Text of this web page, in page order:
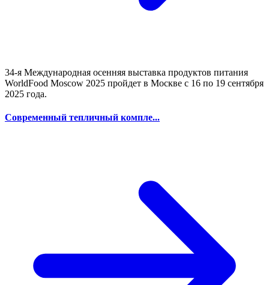
34-я Международная осенняя выставка продуктов питания
WorldFood Moscow 2025 пройдет в Москве с 16 по 19 сентября
2025 года.
Современный тепличный компле...